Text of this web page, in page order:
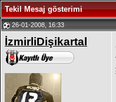
Tekil Mesaj gösterimi
26-01-2008, 16:33
İzmirliDişikartal